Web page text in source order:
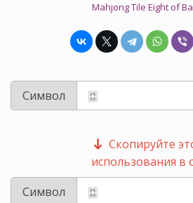
Mahjong Tile Eight of
Символ
Скопируйте
использования в
Символ